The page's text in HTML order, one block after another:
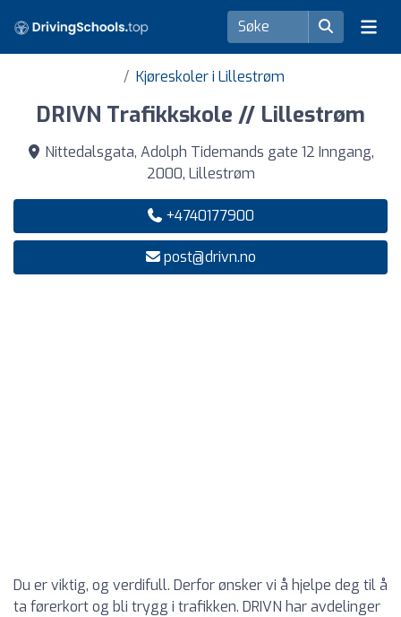
Kjøreskoler i Lillestrøm
DRIVN Trafikkskole // Lillestrøm
Nittedalsgata, Adolph Tidemands gate 12 Inngang,
2000, Lillestrøm
+4740177900
post@drivn.no
Du er viktig, og verdifull. Derfor ønsker vi å hjelpe deg til å
ta førerkort og bli trygg i trafikken. DRIVN har avdelinger